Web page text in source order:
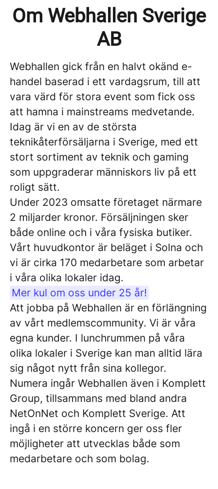
Om Webhallen Sverige
AB
Webhallen gick från en halvt okänd e-
handel baserad i ett vardagsrum, till att
vara värd för stora event som fick oss
att hamna i mainstreams medvetande.
Idag är vi en av de största
teknikåterförsäljarna i Sverige, med ett
stort sortiment av teknik och gaming
som uppgraderar människors liv på ett
roligt sätt.
Under 2023 omsatte företaget närmare
2 miljarder kronor. Försäljningen sker
både online och i våra fysiska butiker.
Vårt huvudkontor är beläget i Solna och
vi är cirka 170 medarbetare som arbetar
i våra olika lokaler idag.
Mer kul om oss under 25 år!
Att jobba på Webhallen är en förlängning
av vårt medlemscommunity. Vi är våra
egna kunder. I lunchrummen på våra
olika lokaler i Sverige kan man alltid lära
sig något nytt från sina kollegor.
Numera ingår Webhallen även i Komplett
Group, tillsammans med bland andra
NetOnNet och Komplett Sverige. Att
ingå i en större koncern ger oss fler
möjligheter att utvecklas både som
medarbetare och som bolag.